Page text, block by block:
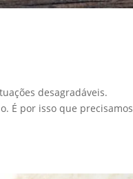
desagradáveis.
É por isso que precisamos